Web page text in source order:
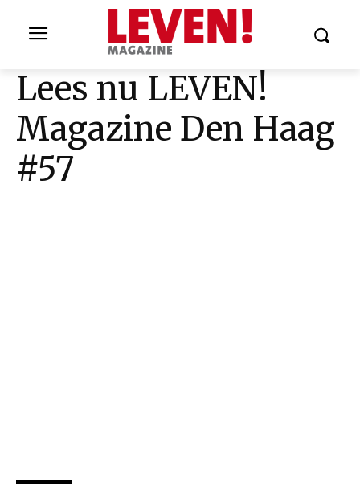
Lees nu LEVEN!
Magazine Den Haag
#57